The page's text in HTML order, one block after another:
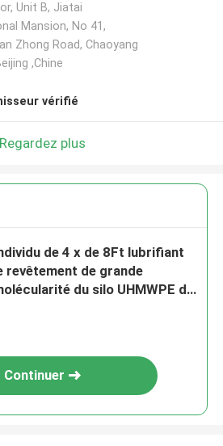
Unit B, Jiatai
Mansion, No 41,
Zhong Road, Chaoyang
,Chine
vérifié
Regardez plus
de 4 x de 8Ft lubrifiant
revêtement de grande
du silo UHMWPE de
Continuer